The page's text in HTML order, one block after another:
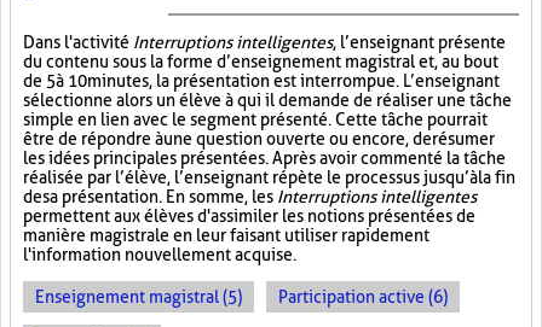
Dans l'activité Interruptions intelligentes, l’enseignant présente
du contenu sous la forme d’enseignement magistral et, au bout
de 5 à 10 minutes, la présentation est interrompue. L’enseignant
sélectionne alors un élève à qui il demande de réaliser une tâche
simple en lien avec le segment présenté. Cette tâche pourrait
être de répondre à une question ouverte ou encore, de résumer
les idées principales présentées. Après avoir commenté la tâche
réalisée par l’élève, l’enseignant répète le processus jusqu’à la fin
de sa présentation. En somme, les Interruptions intelligentes
permettent aux élèves d'assimiler les notions présentées de
manière magistrale en leur faisant utiliser rapidement
l'information nouvellement acquise.
Enseignement magistral (5) Participation active (6)